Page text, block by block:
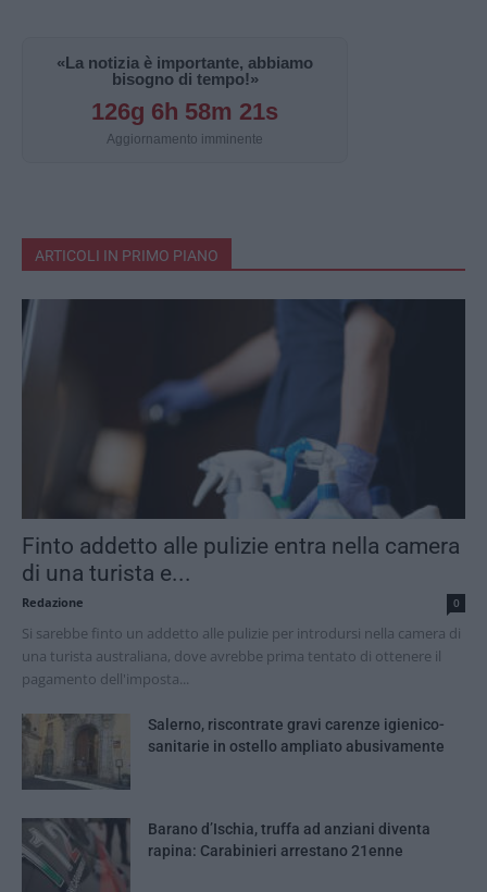
«La notizia è importante, abbiamo
bisogno di tempo!»
126g 6h 58m 20s
Aggiornamento imminente
ARTICOLI IN PRIMO PIANO
Finto addetto alle pulizie entra nella camera
di una turista e...
Redazione 0
Si sarebbe finto un addetto alle pulizie per introdursi nella camera di
una turista australiana, dove avrebbe prima tentato di ottenere il
pagamento dell'imposta...
Salerno, riscontrate gravi carenze igienico-
sanitarie in ostello ampliato abusivamente
Barano d’Ischia, truffa ad anziani diventa
rapina: Carabinieri arrestano 21enne